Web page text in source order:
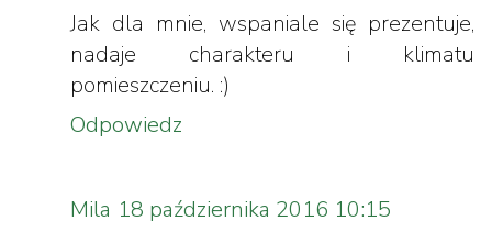
Jak dla mnie, wspaniale się prezentuje,
nadaje charakteru i klimatu
pomieszczeniu. :)
Odpowiedz
Mila 18 października 2016 10:15